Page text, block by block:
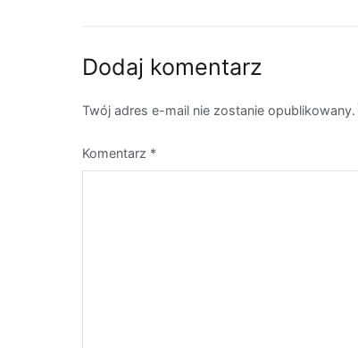
Dodaj komentarz
Twój adres e-mail nie zostanie opublikowany.
Komentarz *